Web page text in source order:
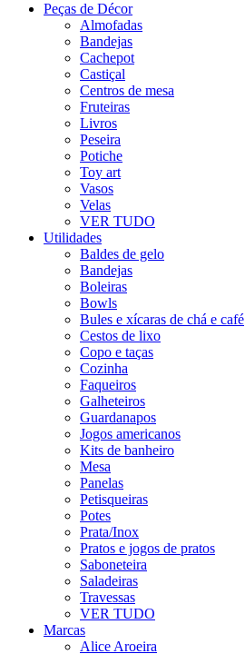
Peças de Décor
Almofadas
Bandejas
Cachepot
Castiçal
Centros de mesa
Fruteiras
Livros
Peseira
Potiche
Toy art
Vasos
Velas
VER TUDO
Utilidades
Baldes de gelo
Bandejas
Boleiras
Bowls
Bules e xícaras de chá e café
Cestos de lixo
Copo e taças
Cozinha
Faqueiros
Galheteiros
Guardanapos
Jogos americanos
Kits de banheiro
Mesa
Panelas
Petisqueiras
Potes
Prata/Inox
Pratos e jogos de pratos
Saboneteira
Saladeiras
Travessas
VER TUDO
Marcas
Alice Aroeira